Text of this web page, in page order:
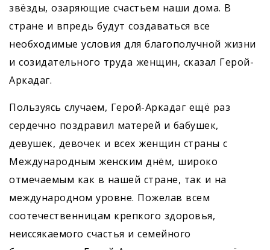
звёзды, озаряющие счастьем наши дома. В
стране и впредь будут создаваться все
необходимые условия для благополучной жизни
и созидательного труда женщин, сказал Герой-
Аркадаг.
Пользуясь случаем, Герой-Аркадаг ещё раз
сердечно поздравил матерей и бабушек,
девушек, девочек и всех женщин страны с
Международным женским днём, широко
отмечаемым как в нашей стране, так и на
международном уровне. Пожелав всем
соотечественницам крепкого здоровья,
неиссякаемого счастья и семейного